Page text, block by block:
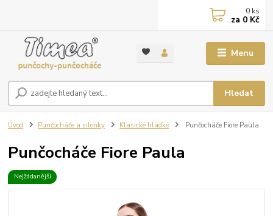
Menu
Hledat
0 ks
za 0 Kč
Úvod Punčocháče a silonky Klasické hladké Punčocháče Fiore Paula
Punčocháče Fiore Paula
Nejžádanější